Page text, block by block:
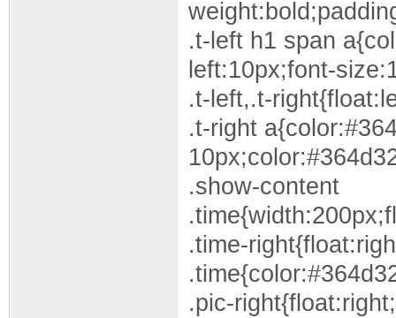
.t-left h1 span
left:10px;font-
.t-left,.t-
.t-right
.show-content
.time-
.pic-